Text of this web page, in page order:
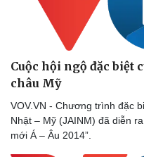
Doanh nghiệp
Thông tin doanh nghiệp
Doanh nghiệp 24h
Cuộc hội ngộ đặc biệt
châu Mỹ
VOV.VN - Chương trình đặc
Nhật – Mỹ (JAINM) đã diễn
mới Á – Âu 2014”.